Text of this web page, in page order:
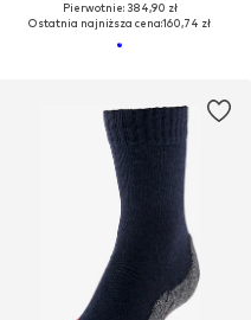
Pierwotnie: 384,90 zł
Ostatnia najniższa cena:160,74 zł